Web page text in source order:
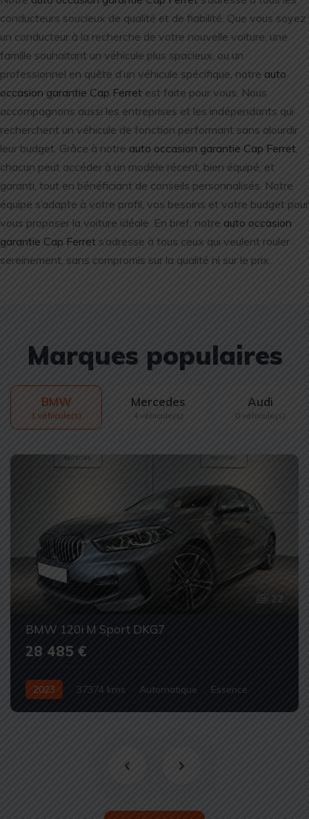
conducteurs soucieux de qualité et de fiabilité. Que vous soyez
un conducteur à la recherche de votre nouvelle voiture, une
famille souhaitant un véhicule plus spacieux, ou un
professionnel en quête d’un véhicule spécifique, notre auto
occasion garantie Cap Ferret est faite pour vous. Nous
accompagnons aussi les entreprises et les indépendants qui
recherchent un véhicule de fonction performant sans alourdir
leur budget. Grâce à notre auto occasion garantie Cap Ferret
chacun peut accéder à un modèle récent, bien équipé, et
garanti, tout en bénéficiant de conseils personnalisés. Notre
équipe s’adapte à votre profil, vos besoins et votre budget pour
vous proposer la voiture idéale. En bref, notre auto occasion
garantie Cap Ferret s’adresse à tous ceux qui veulent rouler
sereinement, sans compromis sur la qualité ni sur le prix.
Marques populaires
BMW
1 véhicule(s)
Mercedes
4 véhicule(s)
Audi
0 véhicule(s)
22
BMW 120i M Sport DKG7
28 485 €
2023 37374 kms Automatique
Essence